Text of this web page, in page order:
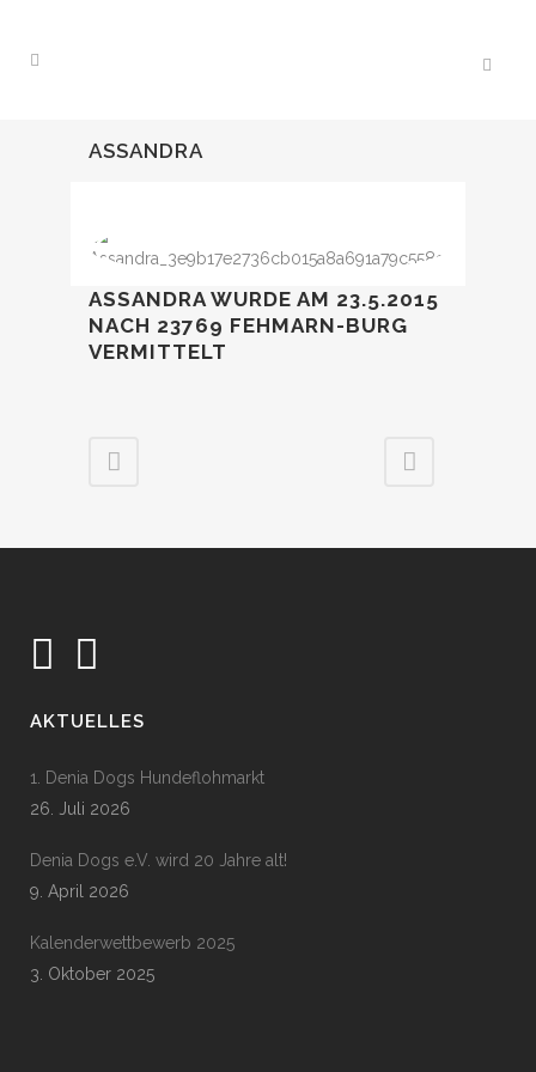
ASSANDRA
ASSANDRA WURDE AM 23.5.2015
NACH 23769 FEHMARN-BURG
VERMITTELT
AKTUELLES
1. Denia Dogs Hundeflohmarkt
26. Juli 2026
Denia Dogs e.V. wird 20 Jahre alt!
9. April 2026
Kalenderwettbewerb 2025
3. Oktober 2025